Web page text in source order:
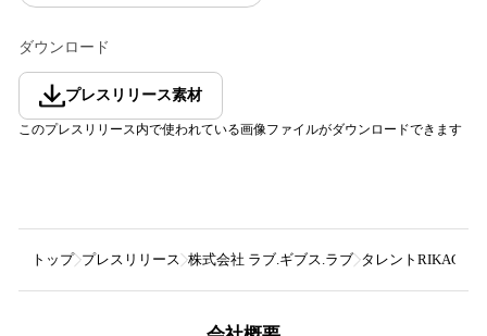
ダウンロード
プレスリリース素材
このプレスリリース内で使われている画像ファイルがダウンロードできます
トップ プレスリリース 株式会社 ラブ.ギブス.ラブ タレントRIKACO